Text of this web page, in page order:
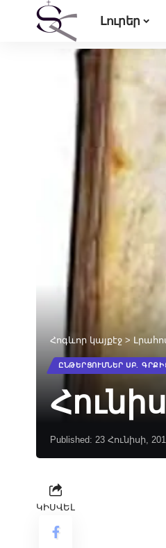
Լուրեր
Հոգևոր կայքէջ >
ԸՆԹԵՐՑՈՒՄՆԵՐ ՍԲ.
Published: 23 Հունիսի,
ԿԻՍՎԵԼ